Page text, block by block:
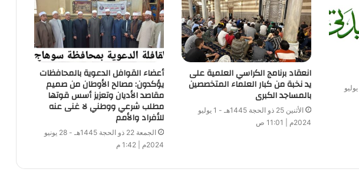
الثلاثاء 26 ذو الحجة 1445هـ - 2 يوليو
انعقاد برنامج الكراسي العلمية على
يد نخبة من كبار العلماء المتخصصين
بالمساجد الكبرى
الأثنين 25 ذو الحجة 1445هـ - 1 يوليو
2024م | 11:01 ص
أعضاء القوافل الدعوية بالمحافظات
يؤكدون: مصالح الأوطان من صميم
مقاصد الأديان وتعزيز أسس قوتها
مطلب شرعي ووطني لا غنى عنه
للأفراد والأمم
الجمعة 22 ذو الحجة 1445هـ - 28 يونيو
2024م | 1:42 م